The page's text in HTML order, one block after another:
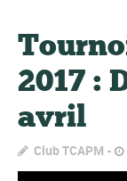
2017 :
avril
Club TCAPM